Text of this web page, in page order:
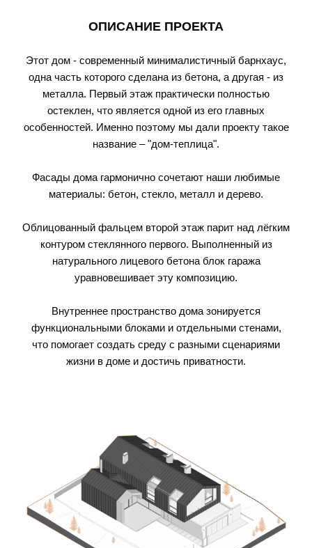
ОПИСАНИЕ ПРОЕКТА
Этот дом - современный минималистичный барнхаус,
одна часть которого сделана из бетона, а другая - из
металла. Первый этаж практически полностью
остеклен, что является одной из его главных
особенностей. Именно поэтому мы дали проекту такое
название – "дом-теплица".
Фасады дома гармонично сочетают наши любимые
материалы: бетон, стекло, металл и дерево.
Облицованный фальцем второй этаж парит над лёгким
контуром стеклянного первого. Выполненный из
натурального лицевого бетона блок гаража
уравновешивает эту композицию.
Внутреннее пространство дома зонируется
функциональными блоками и отдельными стенами,
что помогает создать среду с разными сценариями
жизни в доме и достичь приватности.